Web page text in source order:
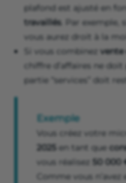
plafond est ajusté en
travaillés. Par exemple,
vous aurez droit à la
Si vous combinez vente
chiffre d’affaires ne doit
partie “services” doit
Exemple
Vous créez votre
2025 en tant que
vous réalisez 50 000
Comme vous